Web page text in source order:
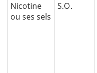
Nicotine
ou ses sels
S.O.